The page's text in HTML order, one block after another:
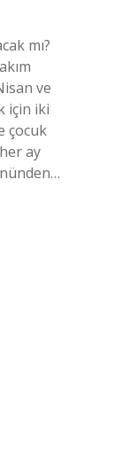
mı?
ve
için iki
çocuk
ay